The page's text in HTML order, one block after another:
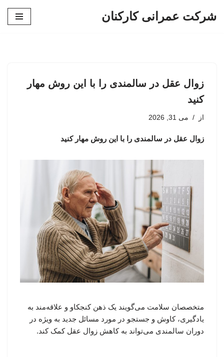
شرکت عمرانی کارکنان
زوال عقل در سالمندی را با این روش مهار
کنید
از می 31, 2026
زوال عقل در سالمندی را با این روش مهار کنید
متخصصان سلامت می‌گویند یک ذهن کنجکاو و علاقه‌مند به
یادگیری، کاوش و جستجو در مورد مسائل جدید به ویژه در
دوران سالمندی می‌تواند به کاهش زوال عقل کمک کند.